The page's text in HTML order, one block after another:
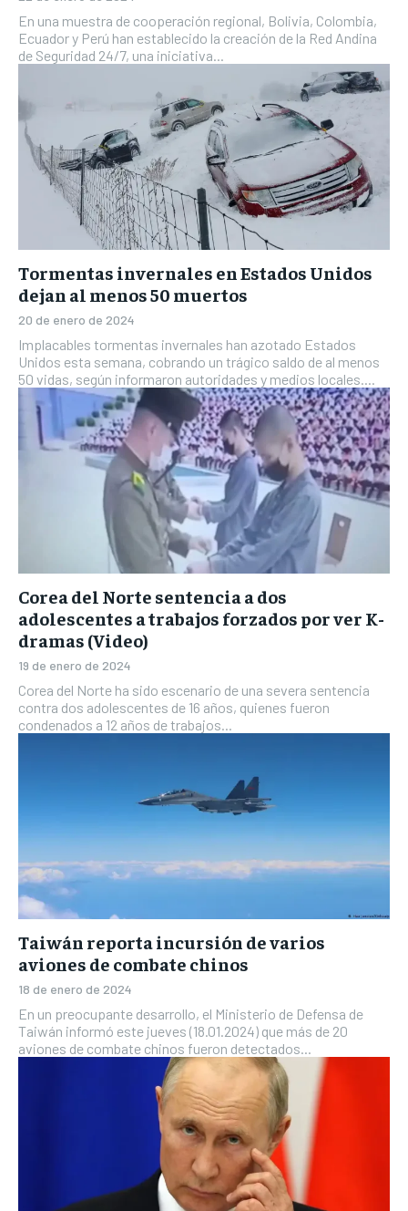
En una muestra de cooperación regional, Bolivia, Colombia,
Ecuador y Perú han establecido la creación de la Red Andina
de Seguridad 24/7, una iniciativa...
Tormentas invernales en Estados Unidos
dejan al menos 50 muertos
20 de enero de 2024
Implacables tormentas invernales han azotado Estados
Unidos esta semana, cobrando un trágico saldo de al menos
50 vidas, según informaron autoridades y medios locales....
Corea del Norte sentencia a dos
adolescentes a trabajos forzados por ver K-
dramas (Video)
19 de enero de 2024
Corea del Norte ha sido escenario de una severa sentencia
contra dos adolescentes de 16 años, quienes fueron
condenados a 12 años de trabajos...
Taiwán reporta incursión de varios
aviones de combate chinos
18 de enero de 2024
En un preocupante desarrollo, el Ministerio de Defensa de
Taiwán informó este jueves (18.01.2024) que más de 20
aviones de combate chinos fueron detectados...